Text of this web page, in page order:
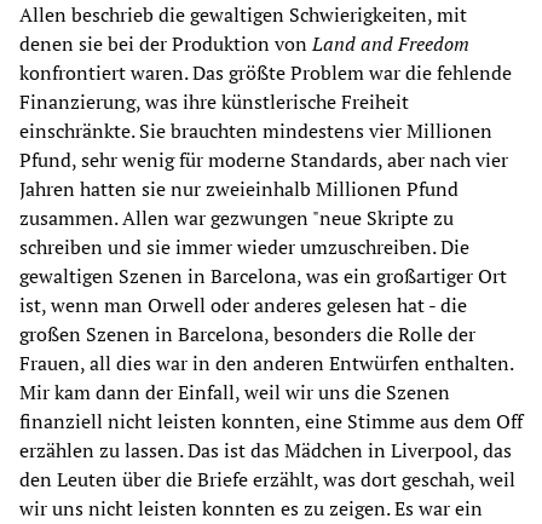
Allen beschrieb die gewaltigen Schwierigkeiten, mit
denen sie bei der Produktion vonLand and Freedom
konfrontiert waren. Das größte Problem war die fehlende
Finanzierung, was ihre künstlerische Freiheit
einschränkte. Sie brauchten mindestens vier Millionen
Pfund, sehr wenig für moderne Standards, aber nach vier
Jahren hatten sie nur zweieinhalb Millionen Pfund
zusammen. Allen war gezwungen "neue Skripte zu
schreiben und sie immer wieder umzuschreiben. Die
gewaltigen Szenen in Barcelona, was ein großartiger Ort
ist, wenn man Orwell oder anderes gelesen hat - die
großen Szenen in Barcelona, besonders die Rolle der
Frauen, all dies war in den anderen Entwürfen enthalten.
Mir kam dann der Einfall, weil wir uns die Szenen
finanziell nicht leisten konnten, eine Stimme aus dem Off
erzählen zu lassen. Das ist das Mädchen in Liverpool, das
den Leuten über die Briefe erzählt, was dort geschah, weil
wir uns nicht leisten konnten es zu zeigen. Es war ein